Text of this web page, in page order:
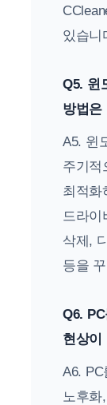
있습니
Q5. 윈
방법은
A5. 윈
주기적
최적화
드라이
삭제,
등을
Q6.
현상이
A6.
노후화